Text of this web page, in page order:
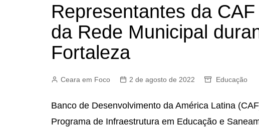
Representantes da
da Rede Municipal
Fortaleza
Ceara em Foco 2 de agosto de 2022 Educação
Banco de Desenvolvimento da América Latina
Programa de Infraestrutura em Educação e